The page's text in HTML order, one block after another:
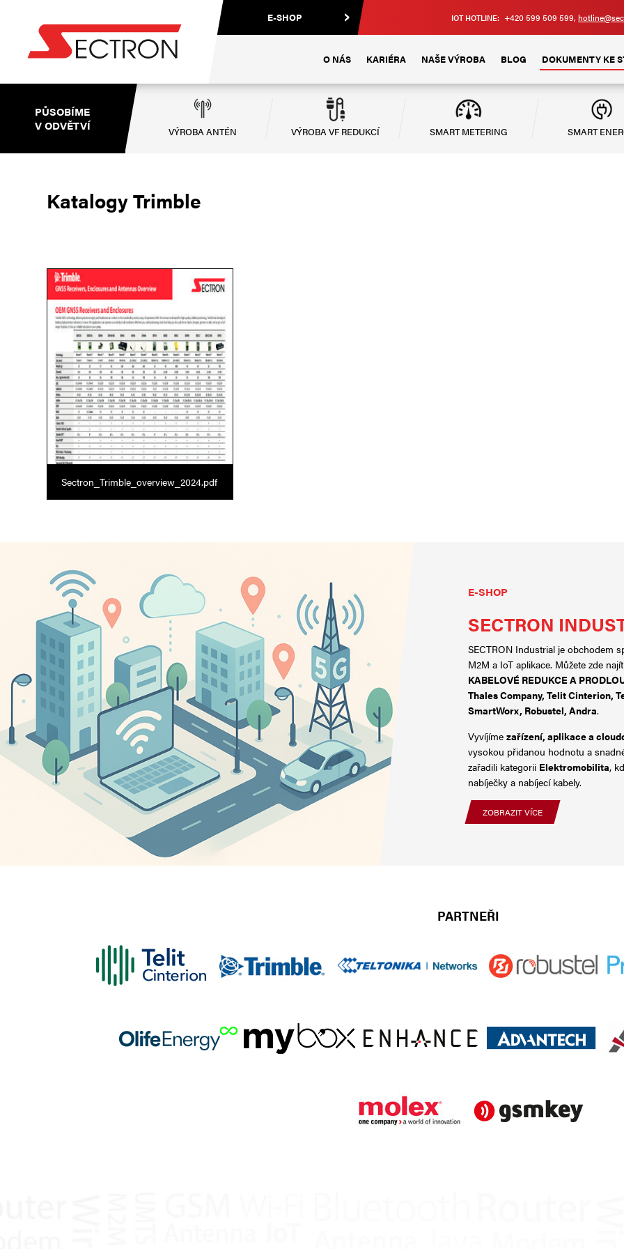
PŮSOBÍME
V ODVĚTVÍ
VÝROBA ANTÉN VÝROBA VF REDUKCÍ SMART METERING SMART
Katalogy Trimble
Sectron_Trimble_overview_2024.pdf
E-SHOP
SECTRON
SECTRON Industrial je obchodem
M2M a IoT aplikace. Můžete zde
KABELOVÉ REDUKCE A
Thales Company, Telit Cinterion,
SmartWorx, Robustel, Andra.
Vyvíjíme zařízení, aplikace a
vysokou přidanou hodnotu a
zařadili kategorii Elektromobilita,
nabíječky a nabíjecí kabely.
ZOBRAZIT VÍCE
PARTNEŘI
E-SHOP IOT HOTLINE: +420 599 509 599,
O NÁS KARIÉRA NAŠE VÝROBA BLOG DOKUMENTY KE